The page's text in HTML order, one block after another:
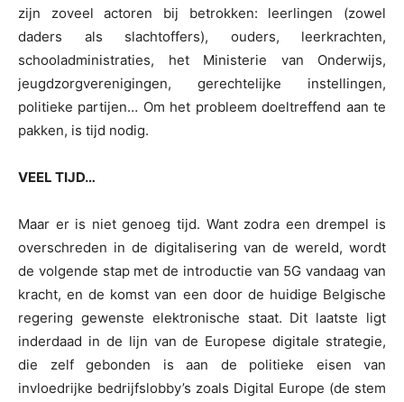
zijn zoveel actoren bij betrokken: leerlingen (zowel
daders als slachtoffers), ouders, leerkrachten,
schooladministraties, het Ministerie van Onderwijs,
jeugdzorgverenigingen, gerechtelijke instellingen,
politieke partijen… Om het probleem doeltreffend aan te
pakken, is tijd nodig.
VEEL TIJD…
Maar er is niet genoeg tijd. Want zodra een drempel is
overschreden in de digitalisering van de wereld, wordt
de volgende stap met de introductie van 5G vandaag van
kracht, en de komst van een door de huidige Belgische
regering gewenste elektronische staat. Dit laatste ligt
inderdaad in de lijn van de Europese digitale strategie,
die zelf gebonden is aan de politieke eisen van
invloedrijke bedrijfslobby’s zoals Digital Europe (de stem